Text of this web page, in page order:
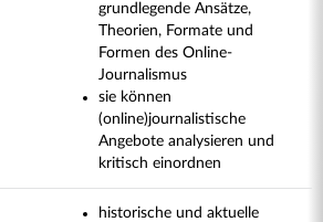
grundlegende Ansätze,
Theorien, Formate und
Formen des Online-
Journalismus
sie können
(online)journalistische
Angebote analysieren und
kritisch einordnen
historische und aktuelle